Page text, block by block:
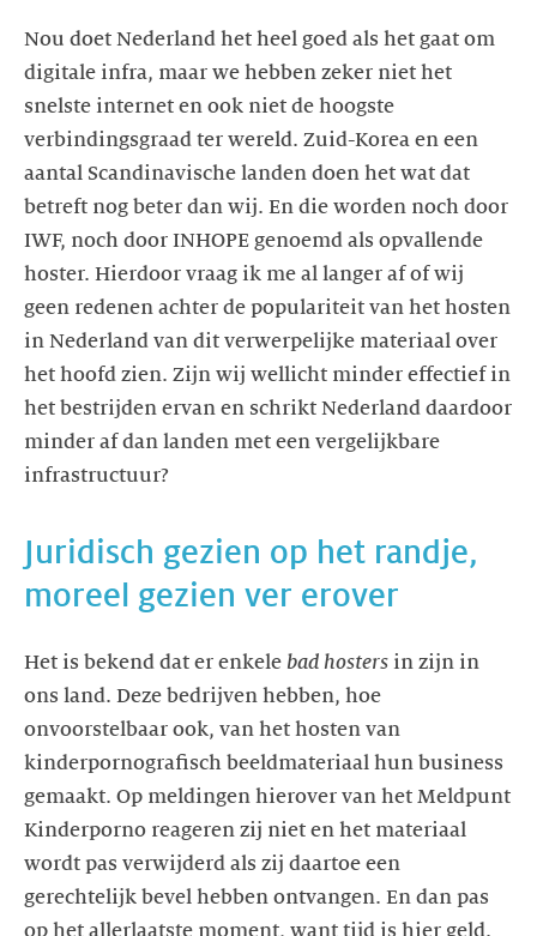
Nou doet Nederland het heel goed als het gaat om
digitale infra, maar we hebben zeker niet het
snelste internet en ook niet de hoogste
verbindingsgraad ter wereld. Zuid-Korea en een
aantal Scandinavische landen doen het wat dat
betreft nog beter dan wij. En die worden noch door
IWF, noch door INHOPE genoemd als opvallende
hoster. Hierdoor vraag ik me al langer af of wij
geen redenen achter de populariteit van het hosten
in Nederland van dit verwerpelijke materiaal over
het hoofd zien. Zijn wij wellicht minder effectief in
het bestrijden ervan en schrikt Nederland daardoor
minder af dan landen met een vergelijkbare
infrastructuur?
Juridisch gezien op het randje,
moreel gezien ver erover
Het is bekend dat er enkele bad hosters in zijn in
ons land. Deze bedrijven hebben, hoe
onvoorstelbaar ook, van het hosten van
kinderpornografisch beeldmateriaal hun business
gemaakt. Op meldingen hierover van het Meldpunt
Kinderporno reageren zij niet en het materiaal
wordt pas verwijderd als zij daartoe een
gerechtelijk bevel hebben ontvangen. En dan pas
op het allerlaatste moment, want tijd is hier geld.